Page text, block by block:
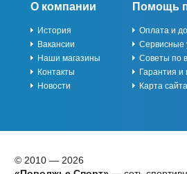
О компании
История
Вакансии
Наши магазины
Контакты
Новости
Помощь
Оплата и
Сервисные
Советы по
Гарантия и
Карта сайта
© 2010 — 2026